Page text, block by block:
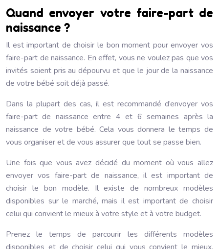
Quand envoyer votre faire-part de
naissance ?
Il est important de choisir le bon moment pour envoyer vos
faire-part de naissance. En effet, vous ne voulez pas que vos
invités soient pris au dépourvu et que le jour de la naissance
de votre bébé soit déjà passé.
Dans la plupart des cas, il est recommandé d’envoyer vos
faire-part de naissance entre 4 et 6 semaines après la
naissance de votre bébé. Cela vous donnera le temps de
vous organiser et de vous assurer que tout se passe bien.
Une fois que vous avez décidé du moment où vous allez
envoyer vos faire-part de naissance, il est important de
choisir le bon modèle. Il existe de nombreux modèles
disponibles sur le marché, mais il est important de choisir
celui qui convient le mieux à votre style et à votre budget.
Prenez le temps de parcourir les différents modèles